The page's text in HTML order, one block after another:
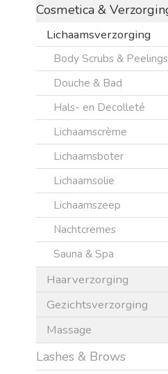
Cosmetica &
Lichaamsverzorging
Body Scrubs & Peelings
Douche & Bad
Hals- en Decolleté
Lichaamscrème
Lichaamsboter
Lichaamsolie
Lichaamszeep
Nachtcremes
Sauna & Spa
Haarverzorging
Gezichtsverzorging
Massage
Lashes & Brows